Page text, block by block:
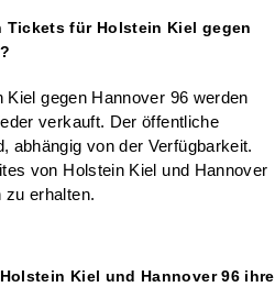
Tickets für Holstein Kiel gegen
gegen Hannover 96 werden
verkauft. Der öffentliche
abhängig von der Verfügbarkeit.
von Holstein Kiel und Hannover
zu erhalten.
Kiel und Hannover 96 ihre